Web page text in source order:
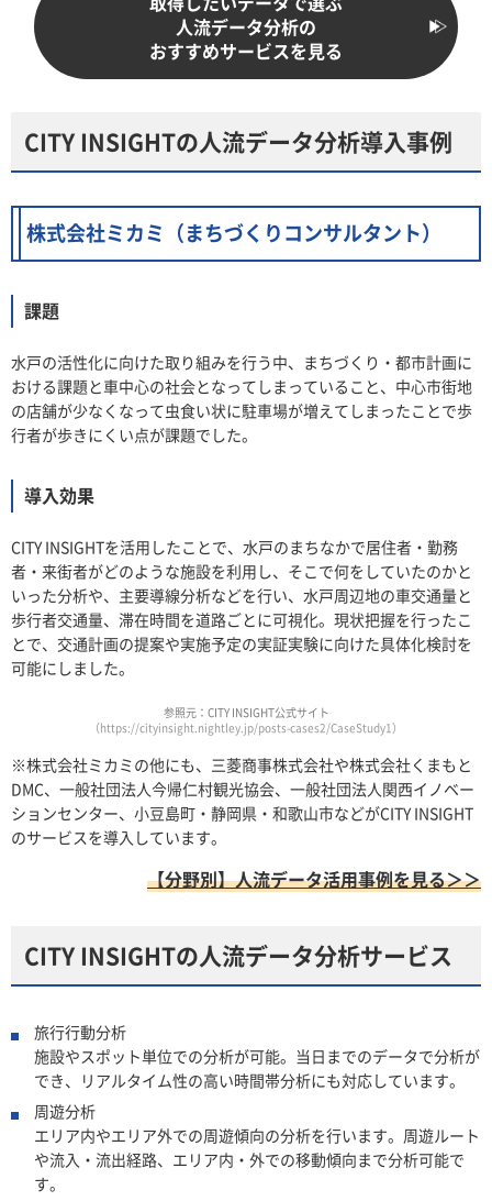
人流データ分析の
おすすめサービスを見る
CITY INSIGHTの人流データ分析導入事例
株式会社ミカミ（まちづくりコンサルタント）
課題
水戸の活性化に向けた取り組みを行う中、まちづくり・都市計画に
おける課題と車中心の社会となってしまっていること、中心市街地
の店舗が少なくなって虫食い状に駐車場が増えてしまったことで歩
行者が歩きにくい点が課題でした。
導入効果
CITY INSIGHTを活用したことで、水戸のまちなかで居住者・勤務
者・来街者がどのような施設を利用し、そこで何をしていたのかと
いった分析や、主要導線分析などを行い、水戸周辺地の車交通量と
歩行者交通量、滞在時間を道路ごとに可視化。現状把握を行ったこ
とで、交通計画の提案や実施予定の実証実験に向けた具体化検討を
可能にしました。
参照元：CITY INSIGHT公式サイト
（https://cityinsight.nightley.jp/posts-cases2/CaseStudy1）
※株式会社ミカミの他にも、三菱商事株式会社や株式会社くまもと
DMC、一般社団法人今帰仁村観光協会、一般社団法人関西イノベー
ションセンター、小豆島町・静岡県・和歌山市などがCITY INSIGHT
のサービスを導入しています。
【分野別】人流データ活用事例を見る＞＞
CITY INSIGHTの人流データ分析サービス
旅行行動分析
施設やスポット単位での分析が可能。当日までのデータで分析が
でき、リアルタイム性の高い時間帯分析にも対応しています。
周遊分析
エリア内やエリア外での周遊傾向の分析を行います。周遊ルート
や流入・流出経路、エリア内・外での移動傾向まで分析可能で
す。